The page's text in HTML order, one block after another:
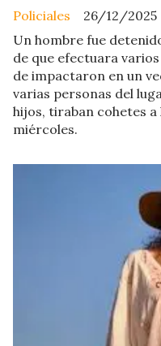
Policiales
26/12/2025
Un hombre fue
de que efectuara
de impactaron en un
varias personas del
hijos, tiraban cohetes
miércoles.